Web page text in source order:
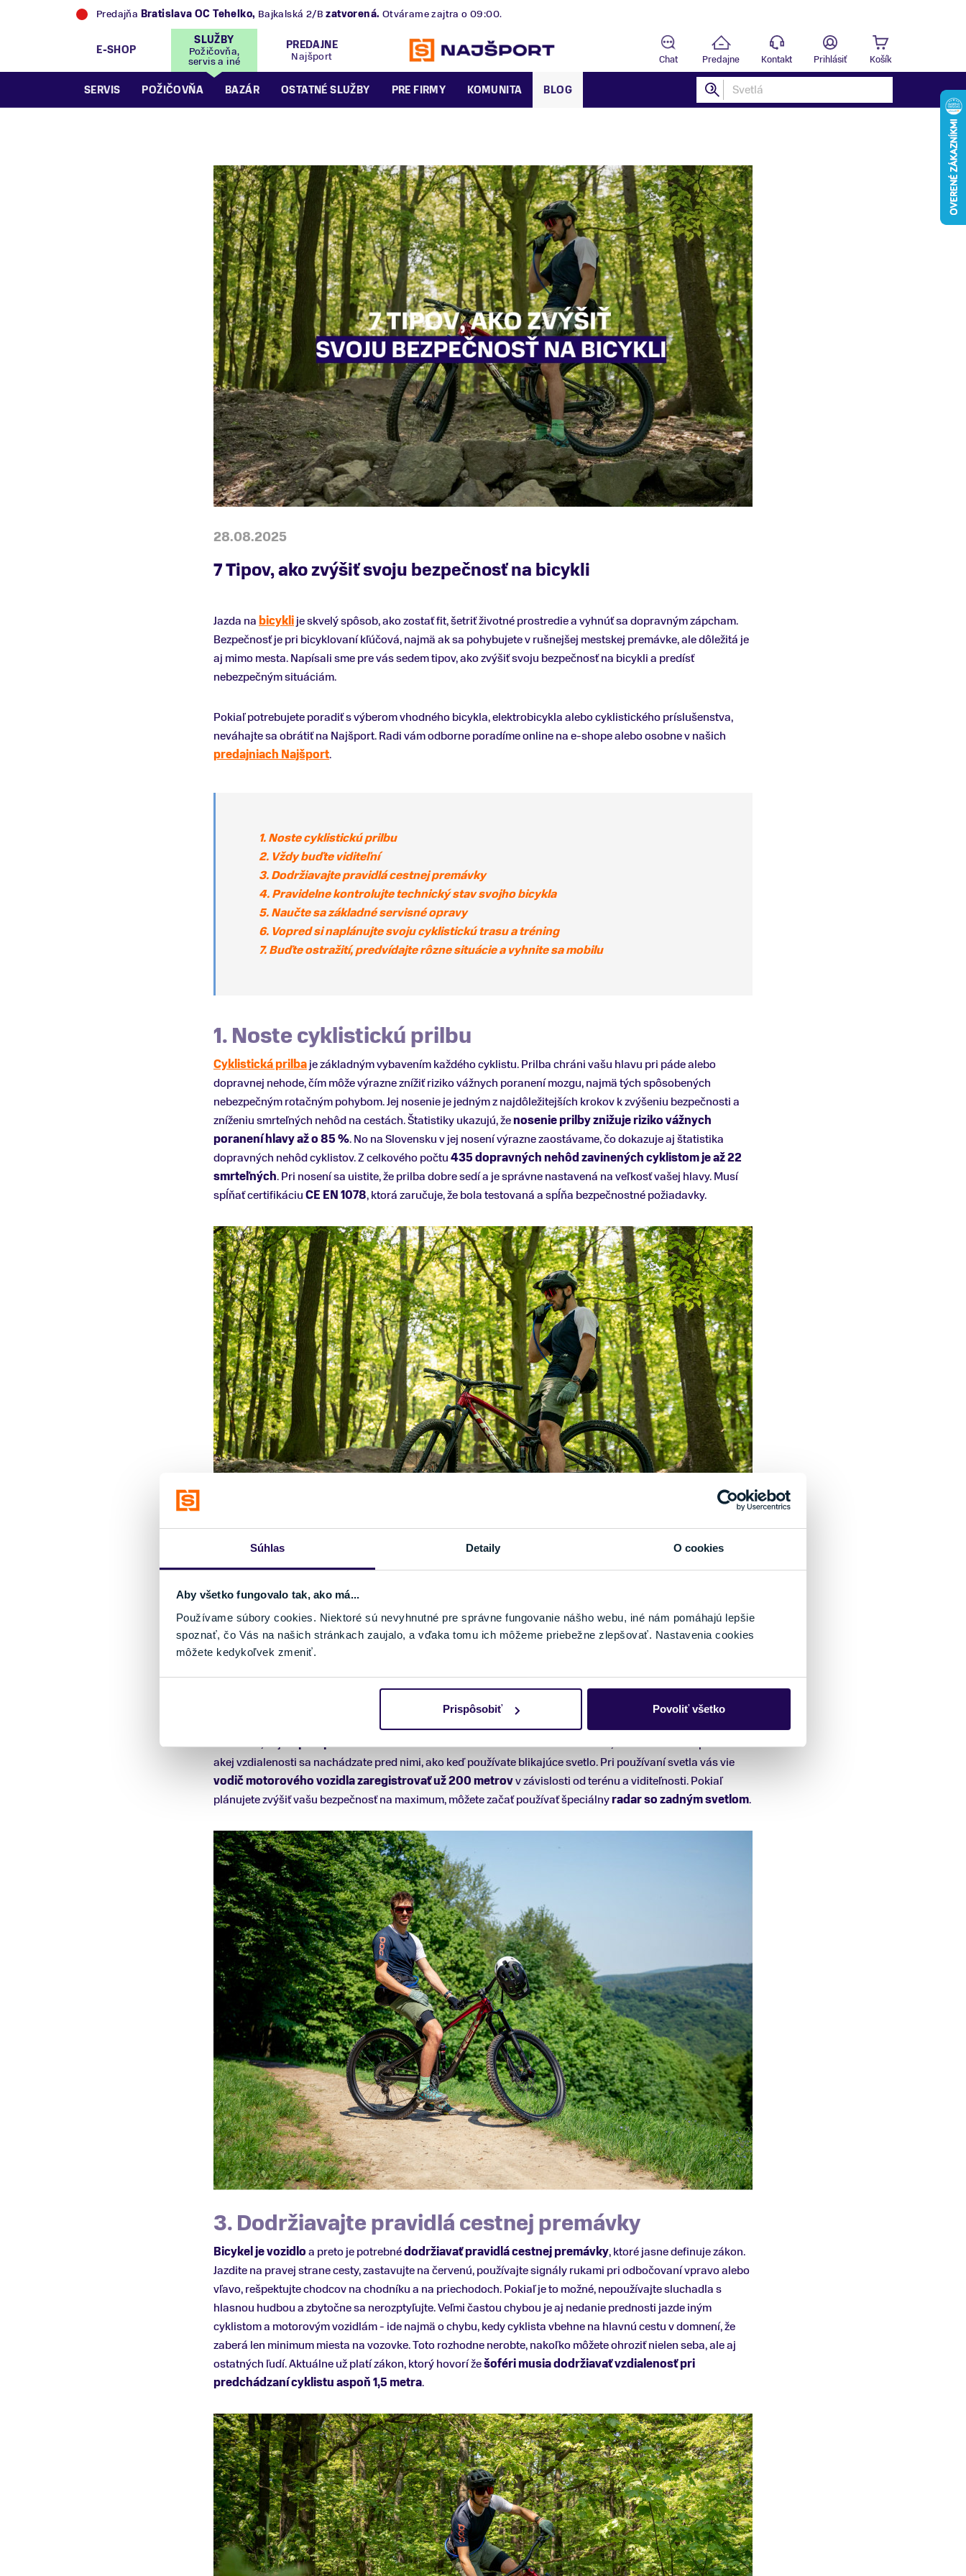
Súhlas Detaily O cookies
Aby všetko fungovalo tak, ako má...
Používame súbory cookies. Niektoré sú nevyhnutné pre správne fungovanie nášho webu, iné nám pomáhajú lepšie
spoznať, čo Vás na našich stránkach zaujalo, a vďaka tomu ich môžeme priebežne zlepšovať. Nastavenia cookies
môžete kedykoľvek zmeniť.
Prispôsobiť Povoliť všetko
Predajňa Bratislava OC Tehelko, Bajkalská 2/B zatvorená. Otvárame zajtra o 09:00.
E-SHOP
SLUŽBY
Požičovňa,
servis a iné
PREDAJNE
Najšport
Chat Predajne Kontakt Prihlásiť Košík
SERVIS POŽIČOVŇA BAZÁR OSTATNÉ SLUŽBY PRE FIRMY KOMUNITA BLOG
28.08.2025
7 Tipov, ako zvýšiť svoju bezpečnosť na bicykli
Jazda nabicyklije skvelý spôsob, ako zostať fit, šetriť životné prostredie a vyhnúť sa dopravným zápcham.
Bezpečnosť je pri bicyklovaní kľúčová, najmä ak sa pohybujete v rušnejšej mestskej premávke, ale dôležitá je
aj mimo mesta. Napísali sme pre vás sedem tipov, ako zvýšiť svoju bezpečnosť na bicykli a predísť
nebezpečným situáciám.
Pokiaľ potrebujete poradiť s výberom vhodného bicykla, elektrobicykla alebo cyklistického príslušenstva,
neváhajte sa obrátiť na Najšport. Radi vám odborne poradíme online na e-shope alebo osobne v našich
predajniach Najšport.
1. Noste cyklistickú prilbu
2. Vždy buďte viditeľní
3. Dodržiavajte pravidlá cestnej premávky
4. Pravidelne kontrolujte technický stav svojho bicykla
5. Naučte sa základné servisné opravy
6. Vopred si naplánujte svoju cyklistickú trasu a tréning
7. Buďte ostražití, predvídajte rôzne situácie a vyhnite sa mobilu
1. Noste cyklistickú prilbu
Cyklistická prilbaje základným vybavením každého cyklistu. Prilba chráni vašu hlavu pri páde alebo
dopravnej nehode, čím môže výrazne znížiť riziko vážnych poranení mozgu, najmä tých spôsobených
nebezpečným rotačným pohybom. Jej nosenie je jedným z najdôležitejších krokov k zvýšeniu bezpečnosti a
zníženiu smrteľných nehôd na cestách. Štatistiky ukazujú, ženosenie prilby znižuje riziko vážnych
poranení hlavy až o 85 %. No na Slovensku v jej nosení výrazne zaostávame, čo dokazuje aj štatistika
dopravných nehôd cyklistov. Z celkového počtu435 dopravných nehôd zavinených cyklistom je až 22
smrteľných. Pri nosení sa uistite, že prilba dobre sedí a je správne nastavená na veľkosť vašej hlavy. Musí
spĺňať certifikáciuCE EN 1078, ktorá zaručuje, že bola testovaná a spĺňa bezpečnostné požiadavky.
2. Vždy buďte viditeľní
Používajte jasné oblečenie a reflexné prvky, najmä počas jazdy v noci alebo za zhoršených svetelných
malo byť osadené biele svetlo vzadu červené. Reflexné pásky na rámoch, pedáloch, oblečení alebo kolesách
Vedeli ste, že jelepšie používať zadné svetlo bez blikania? Je to z toho dôvodu, že vodiči vedia lepšie určiť v
akej vzdialenosti sa nachádzate pred nimi, ako keď používate blikajúce svetlo. Pri používaní svetla vás vie
vodič motorového vozidla zaregistrovať už 200 metrovv závislosti od terénu a viditeľnosti. Pokiaľ
plánujete zvýšiť vašu bezpečnosť na maximum, môžete začať používať špeciálnyradar so zadným svetlom.
3. Dodržiavajte pravidlá cestnej premávky
Bicykel je vozidloa preto je potrebnédodržiavať pravidlá cestnej premávky, ktoré jasne definuje zákon.
Jazdite na pravej strane cesty, zastavujte na červenú, používajte signály rukami pri odbočovaní vpravo alebo
vľavo, rešpektujte chodcov na chodníku a na priechodoch. Pokiaľ je to možné, nepoužívajte sluchadla s
hlasnou hudbou a zbytočne sa nerozptyľujte. Veľmi častou chybou je aj nedanie prednosti jazde iným
cyklistom a motorovým vozidlám - ide najmä o chybu, kedy cyklista vbehne na hlavnú cestu v domnení, že
zaberá len minimum miesta na vozovke. Toto rozhodne nerobte, nakoľko môžete ohroziť nielen seba, ale aj
ostatných ľudí. Aktuálne už platí zákon, ktorý hovorí žešoféri musia dodržiavať vzdialenosť pri
predchádzaní cyklistu aspoň 1,5 metra.